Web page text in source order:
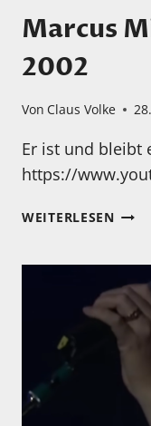
Marcus
2002
Von Claus Volke
Er ist und bleibt
https://
WEITERLESEN
2002